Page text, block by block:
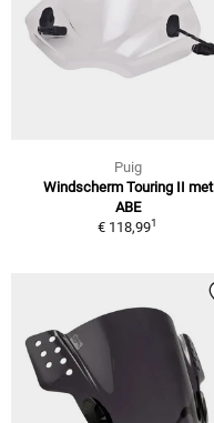
Puig
Windscherm Touring II met
ABE
€ 118,991